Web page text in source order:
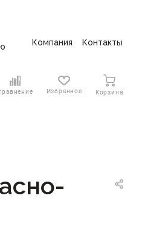
Компания Контакты
Избранное Корзина